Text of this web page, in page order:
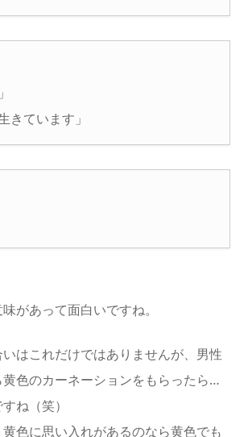
きています」
があって面白いですね。
はこれだけではありませんが、男性
色のカーネーションをもらったら…
ね（笑）
色に思い入れがあるのなら黄色でも